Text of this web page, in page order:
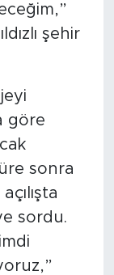
şehir
göre
sonra
sordu.